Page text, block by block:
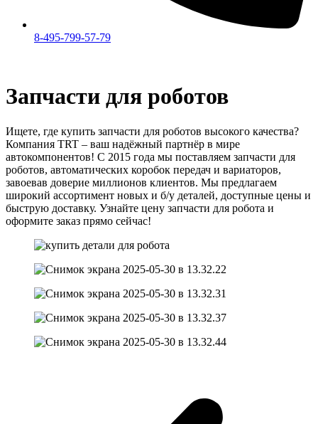
8-495-799-57-79
Запчасти для роботов
Ищете, где купить запчасти для роботов высокого качества?
Компания TRT – ваш надёжный партнёр в мире
автокомпонентов! С 2015 года мы поставляем запчасти для
роботов, автоматических коробок передач и вариаторов,
завоевав доверие миллионов клиентов. Мы предлагаем
широкий ассортимент новых и б/у деталей, доступные цены и
быструю доставку. Узнайте цену запчасти для робота и
оформите заказ прямо сейчас!